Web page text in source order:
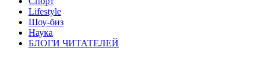
Lifestyle
Шоу-биз
Наука
БЛОГИ ЧИТАТЕЛЕЙ